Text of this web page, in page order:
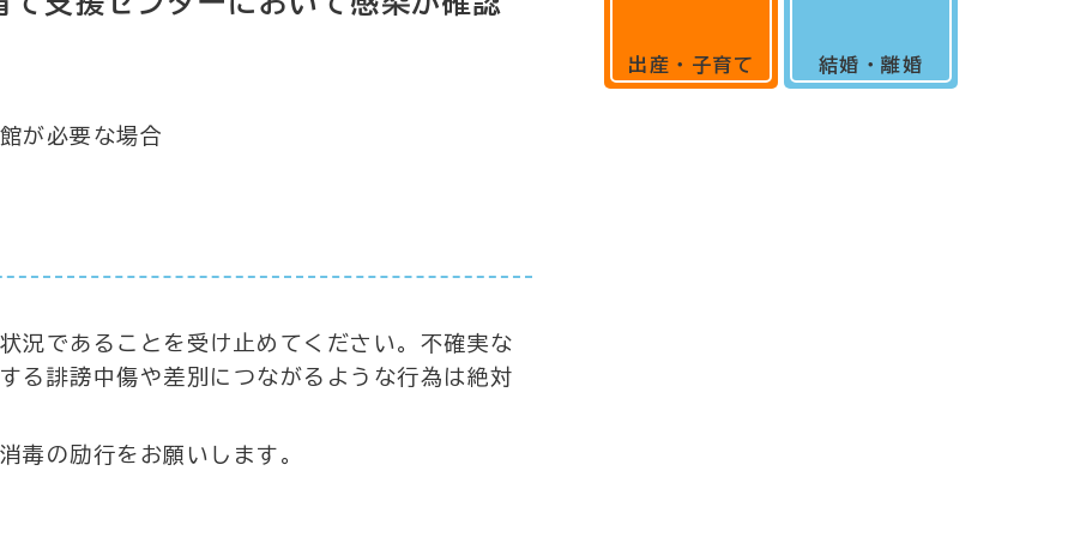
が必要な場合
況であることを受け止めてください。不確実な
る誹謗中傷や差別につながるような行為は絶対
毒の励行をお願いします。
出産・子育て 結婚・離婚